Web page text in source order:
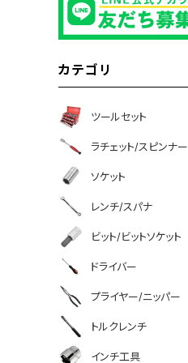
カテゴリ
ツールセット
ラチェット/スピンナー
ソケット
レンチ/スパナ
ビット/ビットソケット
ドライバー
プライヤー/ニッパー
トルクレンチ
インチ工具
facebook
line